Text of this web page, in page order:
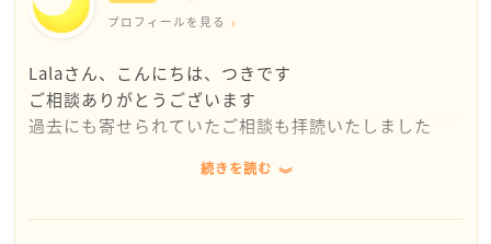
せん。今の考えをしっかり持って、将来にも柔軟に備
えていられればいいですよね。今何か聞かれても今の
だと思える人でいたいと、私も思います。28歳、まだ
まだこれから明るい未来が待っています。心無い他人
の言葉に引っ張られず、どういう心理からその言葉が
出るのかを考えてみて、ご自身の価値観と照らし合わ
婚の人を見下すような価値観が合わないなら自分はそ
プロフィールを見る
Lalaさん、こんにちは、つきです
ご相談ありがとうございます
過去にも寄せられていたご相談も拝読いたしました
結婚＝必ず幸せになる続きを読む